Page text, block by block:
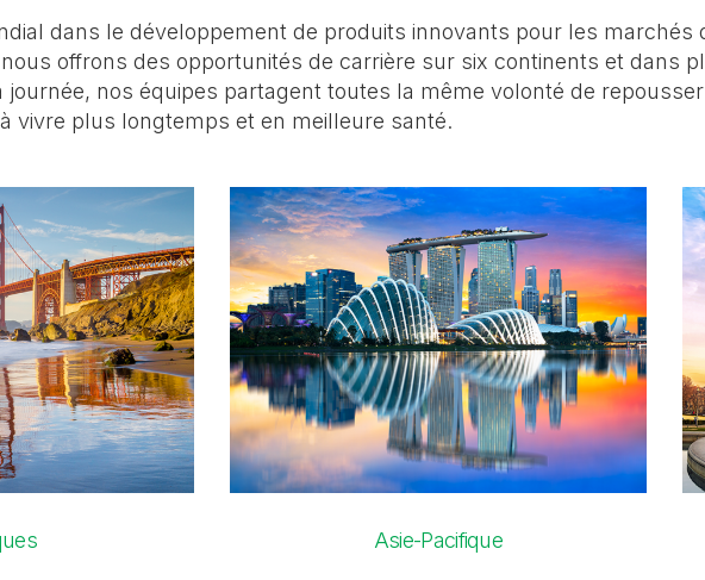
dans le développement de produits innovants pour les marchés
offrons des opportunités de carrière sur six continents et dans
journée, nos équipes partagent toutes la même volonté de
vivre plus longtemps et en meilleure santé.
Asie-Pacifique